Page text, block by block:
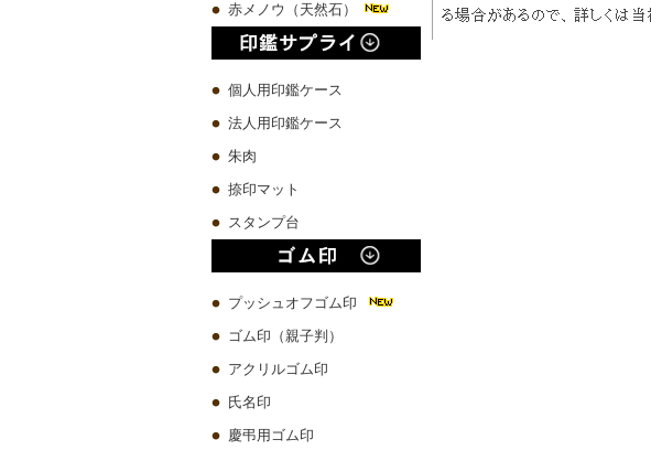
赤メノウ（天然石）
個人用印鑑ケース
法人用印鑑ケース
朱肉
捺印マット
スタンプ台
プッシュオフゴム印
ゴム印（親子判）
アクリルゴム印
氏名印
慶弔用ゴム印